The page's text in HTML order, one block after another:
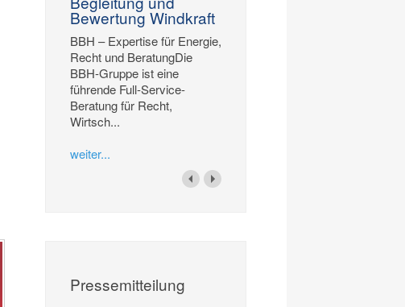
Bewertung Windkraft
BBH – Expertise für Energie,
Recht und BeratungDie
BBH-Gruppe ist eine
führende Full-Service-
Beratung für Recht,
Wirtsch...
weiter...
Pressemitteilung